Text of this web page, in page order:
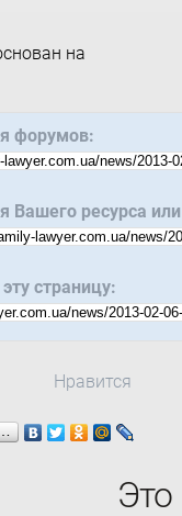
на
форумов:
Вашего ресурса
страницу:
Нравится